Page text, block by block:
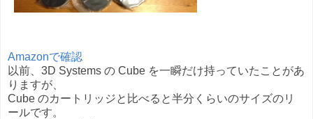
Amazonで確認
以前、3D Systems の Cube を一瞬だけ持っていたことがあ
りますが、
Cube のカートリッジと比べると半分くらいのサイズのリ
ールです。